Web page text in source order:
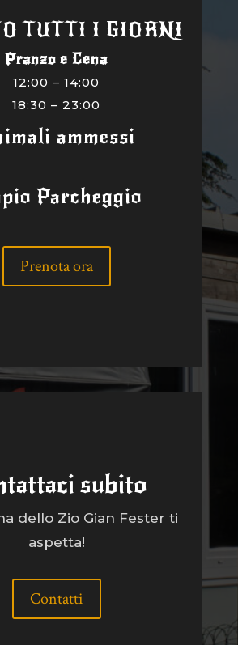
TUTTI I GIORNI
Pranzo e Cena
12:00 – 14:00
18:30 – 23:00
ammessi
Parcheggio
Prenota ora
subito
dello Zio Gian Fester ti
aspetta!
Contatti